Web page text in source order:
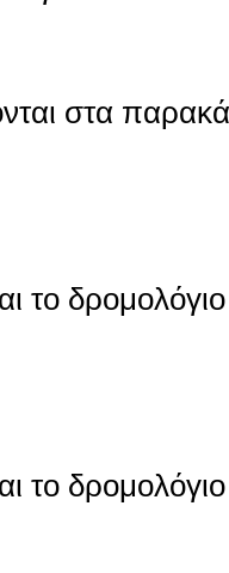
στα
το δρομολόγιο
το δρομολόγιο